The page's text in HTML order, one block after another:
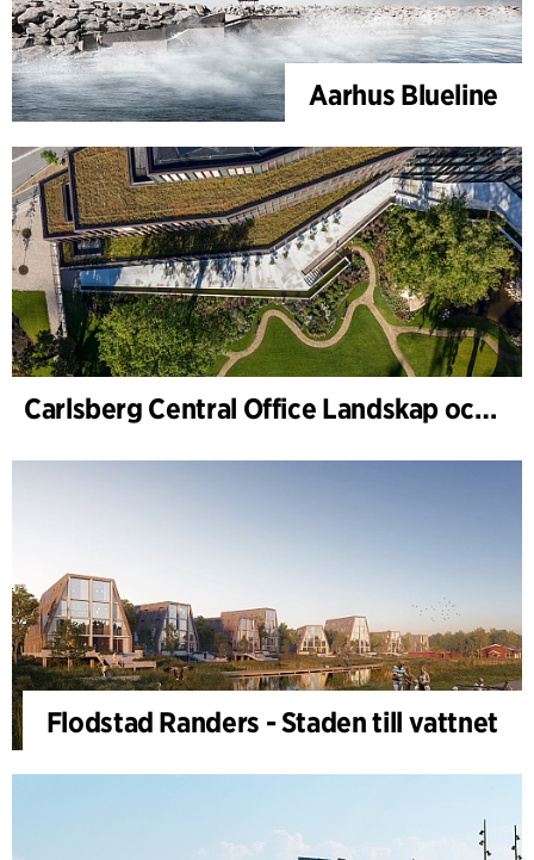
Aarhus Blueline
Carlsberg Central Office Landskap och renovering av Carl Jacobsens trädgård
Flodstad Randers - Staden till vattnet